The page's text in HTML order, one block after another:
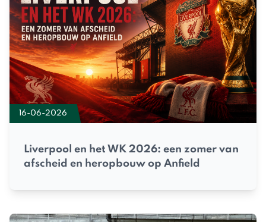
16-06-2026
Liverpool en het WK 2026: een zomer van
afscheid en heropbouw op Anfield